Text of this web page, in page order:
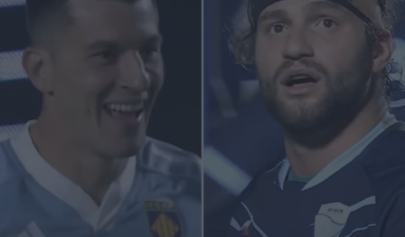
United Rugby Championship
Top14
Premiership
Champions Cup
Challenge Cup